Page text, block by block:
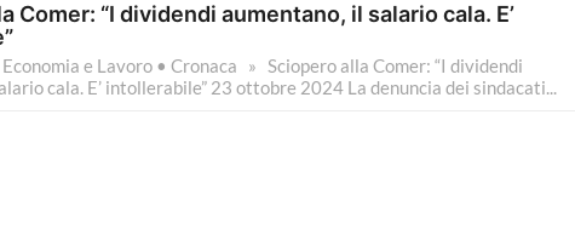
Comer: “I dividendi aumentano, il salario cala. E’
e Lavoro • Cronaca » Sciopero alla Comer: “I dividendi
cala. E’ intollerabile” 23 ottobre 2024 La denuncia dei sindacati...